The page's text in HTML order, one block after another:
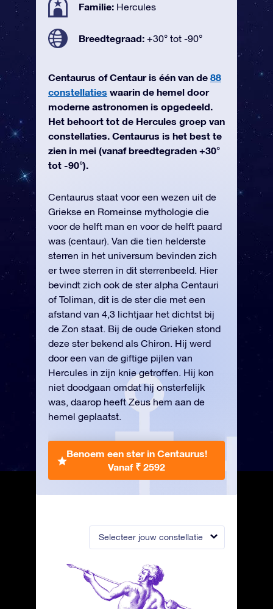
Selecteer jouw constellatie
Familie: Hercules
Breedtegraad: +30° tot -90°
Centaurus of Centaur is één van de 88
constellaties waarin de hemel door
moderne astronomen is opgedeeld.
Het behoort tot de Hercules groep van
constellaties. Centaurus is het best te
zien in mei (vanaf breedtegraden +30°
tot -90°).
Centaurus staat voor een wezen uit de
Griekse en Romeinse mythologie die
voor de helft man en voor de helft paard
was (centaur). Van die tien helderste
sterren in het universum bevinden zich
er twee sterren in dit sterrenbeeld. Hier
bevindt zich ook de ster alpha Centauri
of Toliman, dit is de ster die met een
afstand van 4,3 lichtjaar het dichtst bij
de Zon staat. Bij de oude Grieken stond
deze ster bekend als Chiron. Hij werd
door een van de giftige pijlen van
Hercules in zijn knie getroffen. Hij kon
niet doodgaan omdat hij onsterfelijk
was, daarop heeft Zeus hem aan de
hemel geplaatst.
Benoem een ster in Centaurus!
Vanaf ₹ 2592